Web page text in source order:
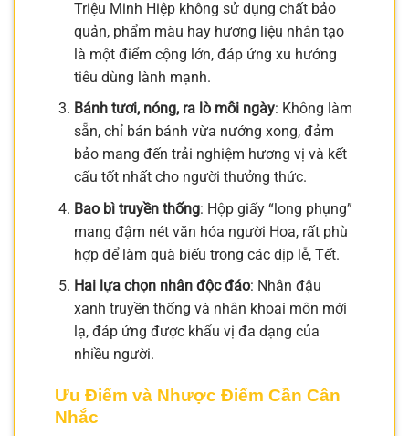
Triệu Minh Hiệp không sử dụng chất bảo
quản, phẩm màu hay hương liệu nhân tạo
là một điểm cộng lớn, đáp ứng xu hướng
tiêu dùng lành mạnh.
Bánh tươi, nóng, ra lò mỗi ngày: Không làm
sẵn, chỉ bán bánh vừa nướng xong, đảm
bảo mang đến trải nghiệm hương vị và kết
cấu tốt nhất cho người thưởng thức.
Bao bì truyền thống: Hộp giấy “long phụng”
mang đậm nét văn hóa người Hoa, rất phù
hợp để làm quà biếu trong các dịp lễ, Tết.
Hai lựa chọn nhân độc đáo: Nhân đậu
xanh truyền thống và nhân khoai môn mới
lạ, đáp ứng được khẩu vị đa dạng của
nhiều người.
Ưu Điểm và Nhược Điểm Cần Cân
Nhắc